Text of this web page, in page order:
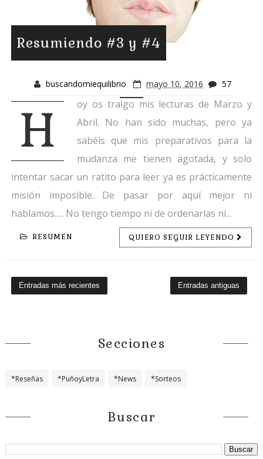
Resumiendo #3 y #4
buscandomiequilibrio mayo 10, 2016 57
H
oy os traigo mis lecturas de Marzo y
Abril. No han sido muchas, pero ya
sabéis que mis preparativos para la
mudanza me tienen agotada, y solo
intentar sacar un ratito para leer ya es prácticamente
misión imposible. De pasar por aquí mejor ni
hablamos..... No tengo tiempo ni de ordenarlas ni...
RESUMEN QUIERO SEGUIR LEYENDO
Entradas más recientes Entradas antiguas
Secciones
*Reseñas *PuñoyLetra *News *Sorteos
Buscar